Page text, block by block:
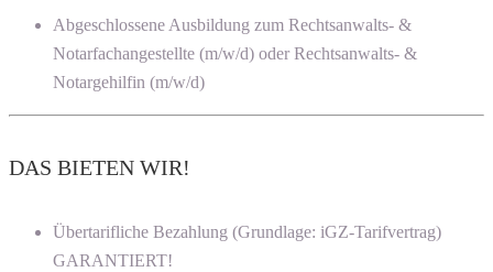
Abgeschlossene Ausbildung zum Rechtsanwalts- &
Notarfachangestellte (m/w/d) oder Rechtsanwalts- &
Notargehilfin (m/w/d)
DAS BIETEN WIR!
Übertarifliche Bezahlung (Grundlage: iGZ-Tarifvertrag)
GARANTIERT!